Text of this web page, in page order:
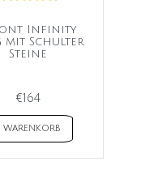
Infinity
mit Schulter
Steine
€164
WARENKORB